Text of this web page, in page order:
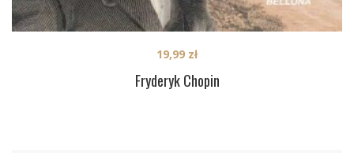
Fryderyk Chopin
19,99 zł